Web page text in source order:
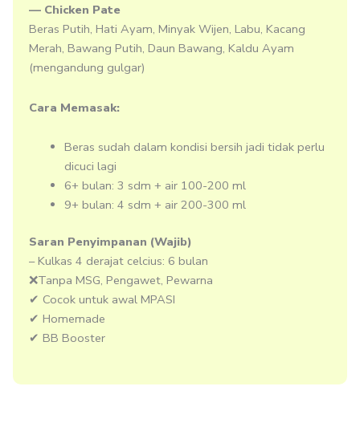
— Chicken Pate
Beras Putih, Hati Ayam, Minyak Wijen, Labu, Kacang
Merah, Bawang Putih, Daun Bawang, Kaldu Ayam
(mengandung gulgar)
Cara Memasak:
Beras sudah dalam kondisi bersih jadi tidak perlu
dicuci lagi
6+ bulan: 3 sdm + air 100-200 ml
9+ bulan: 4 sdm + air 200-300 ml
Saran Penyimpanan (Wajib)
– Kulkas 4 derajat celcius: 6 bulan
❌Tanpa MSG, Pengawet​, Pewarna
✔ Cocok untuk awal MPASI
✔ Homemade ​
✔ BB Booster